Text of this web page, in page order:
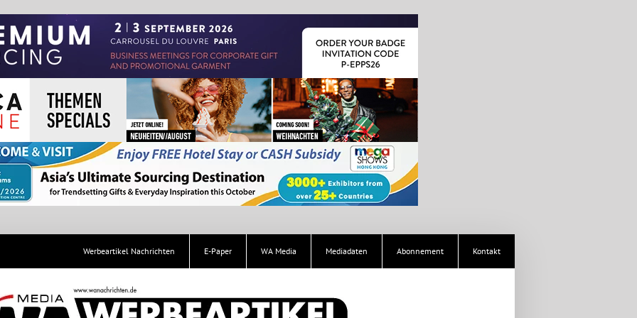
Werbeartikel Nachrichten E-Paper WA Media Mediadaten Abonnement Kontakt